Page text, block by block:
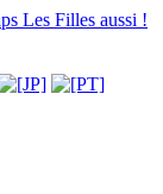
Les Filles aussi !